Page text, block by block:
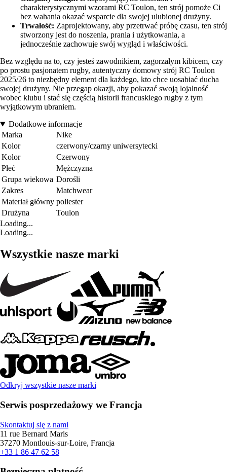
charakterystycznymi wzorami RC Toulon, ten strój pomoże Ci
bez wahania okazać wsparcie dla swojej ulubionej drużyny.
Trwałość: Zaprojektowany, aby przetrwać próbę czasu, ten strój
stworzony jest do noszenia, prania i użytkowania, a
jednocześnie zachowuje swój wygląd i właściwości.
Bez względu na to, czy jesteś zawodnikiem, zagorzałym kibicem, czy
po prostu pasjonatem rugby, autentyczny domowy strój RC Toulon
2025/26 to niezbędny element dla każdego, kto chce uosabiać ducha
swojej drużyny. Nie przegap okazji, aby pokazać swoją lojalność
wobec klubu i stać się częścią historii francuskiego rugby z tym
wyjątkowym ubraniem.
Dodatkowe informacje
Marka
Nike
Kolor
czerwony/czarny uniwersytecki
Kolor
Czerwony
Płeć
Mężczyzna
Grupa wiekowa Dorośli
Zakres
Matchwear
Materiał główny poliester
Drużyna
Toulon
Loading...
Loading...
Wszystkie nasze marki
Odkryj wszystkie nasze marki
Serwis posprzedażowy we Francja
Skontaktuj się z nami
11 rue Bernard Maris
37270 Montlouis-sur-Loire, Francja
+33 1 86 47 62 58